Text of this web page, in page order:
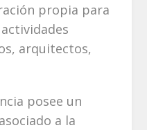
propia para
arquitectos,
posee un
a la